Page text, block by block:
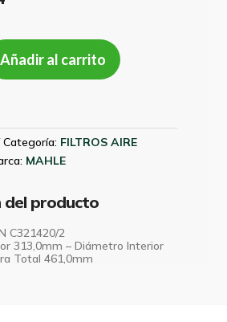
Añadir al carrito
Categoría: FILTROS AIRE
MAHLE
del producto
C321420/2
313,0mm – Diámetro Interior
Total 461,0mm